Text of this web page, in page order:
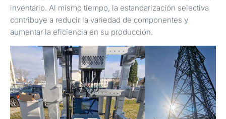
inventario. Al mismo tiempo, la estandarización selectiva
contribuye a reducir la variedad de componentes y
aumentar la eficiencia en su producción.